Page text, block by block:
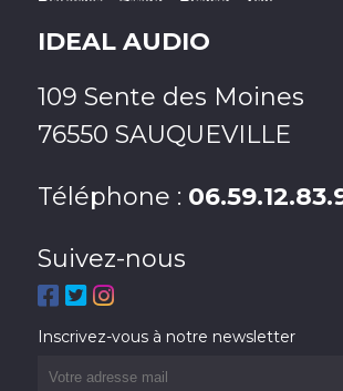
IDEAL AUDIO
109 Sente des Moines
76550 SAUQUEVILLE
Téléphone :
Suivez-nous
Inscrivez-vous à notre newsletter